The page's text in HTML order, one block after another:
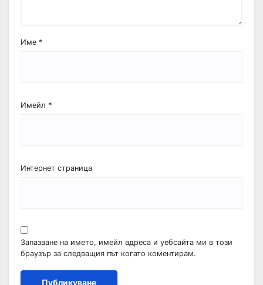
Име *
Имейл *
Интернет страница
Запазване на името, имейл адреса и уебсайта ми в този
браузър за следващия път когато коментирам.